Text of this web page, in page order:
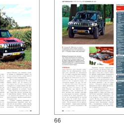
66